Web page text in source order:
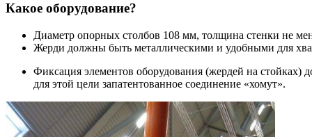
Какое оборудование?
Диаметр опорных столбов 108 мм, толщина стенки не
Жерди должны быть металлическими и удобными для
Фиксация элементов оборудования (жердей на
для этой цели запатентованное соединение «хомут».